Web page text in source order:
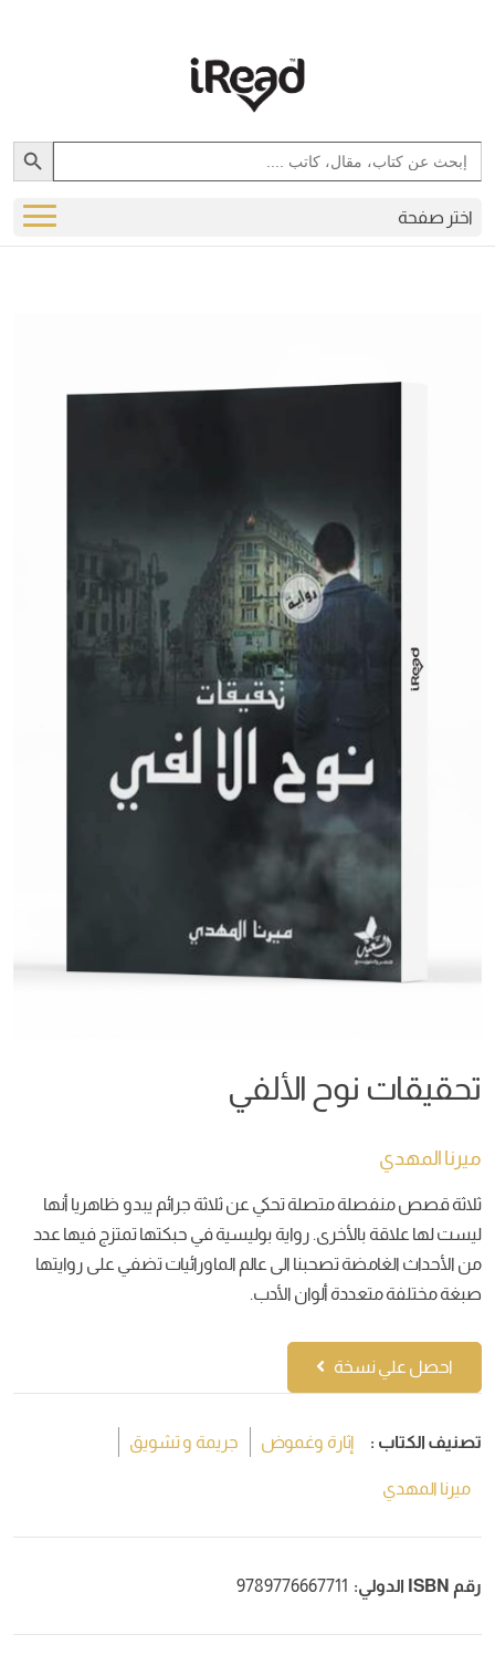
Search
for:
Search Button
اختر صفحة
تحقيقات نوح الألفي
ميرنا المهدي
ثلاثة قصص منفصلة متصلة تحكي عن ثلاثة جرائم يبدو ظاهريا أنها
ليست لها علاقة بالأخرى. رواية بوليسية في حبكتها تمتزج فيها عدد
من الأحداث الغامضة تصحبنا الى عالم الماورائيات تضفي على روايتها
صبغة مختلفة متعددة ألوان الأدب.
احصل علي نسخة
تصنيف الكتاب : إثارة وغموض جريمة و تشويق
ميرنا المهدي
رقم ISBN الدولي: 9789776667711